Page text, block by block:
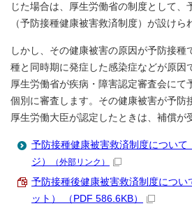
じた場合は、厚生労働省の制度として、
（予防接種健康被害救済制度）が設けら
しかし、その健康被害の原因が予防接種
種と同時期に発症した感染症などが原因
厚生労働省が疾病・障害認定審査会にて
個別に審査します。その健康被害が予防
厚生労働大臣が認定したときは、補償が
予防接種健康被害救済制度について
ジ）
（外部リンク）
予防接種後健康被害救済制度につい
ット） （PDF 586.6KB）